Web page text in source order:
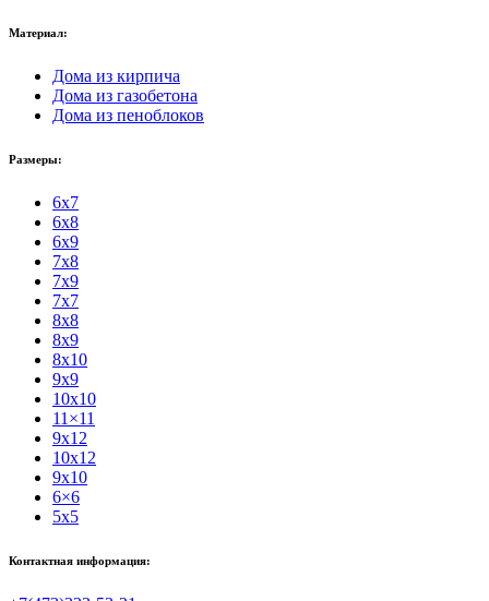
Материал:
Дома из кирпича
Дома из газобетона
Дома из пеноблоков
Размеры:
6x7
6x8
6x9
7x8
7x9
7x7
8x8
8x9
8x10
9x9
10x10
11×11
9x12
10x12
9x10
6×6
5x5
Контактная информация: